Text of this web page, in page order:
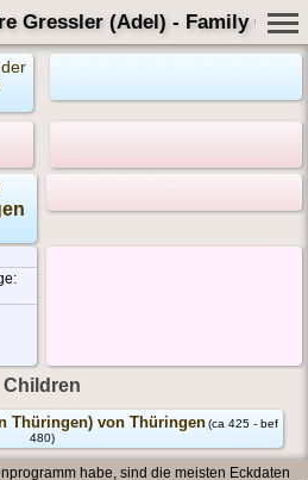
Gressler (Adel) - Family Card
Children
Thüringen) von Thüringen(ca 425 - bef
480)
habe, sind die meisten Eckdaten